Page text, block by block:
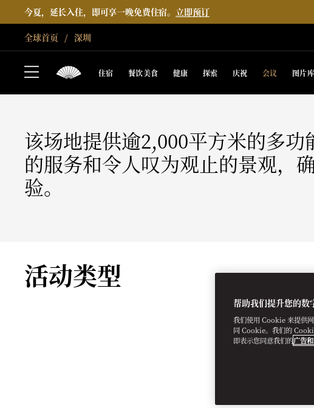
今夏，延长入住，即可享一晚免费住宿。 立即预订
全球首页 深圳
住宿 餐饮美食 健康 探索 庆祝 会议 图片库
深圳
会议
该场地提供逾2,000平方米的多
的服务和令人叹为观止的景观，
验。
活动类型
帮助我们提升您的数
我们使用 Cookie 来提供
同 Cookie。我们的
即表示您同意我们的广告